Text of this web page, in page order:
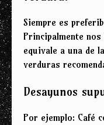
Siempre es
Principalmente
equivale a una de
verduras
Desayunos
Por ejemplo: Café